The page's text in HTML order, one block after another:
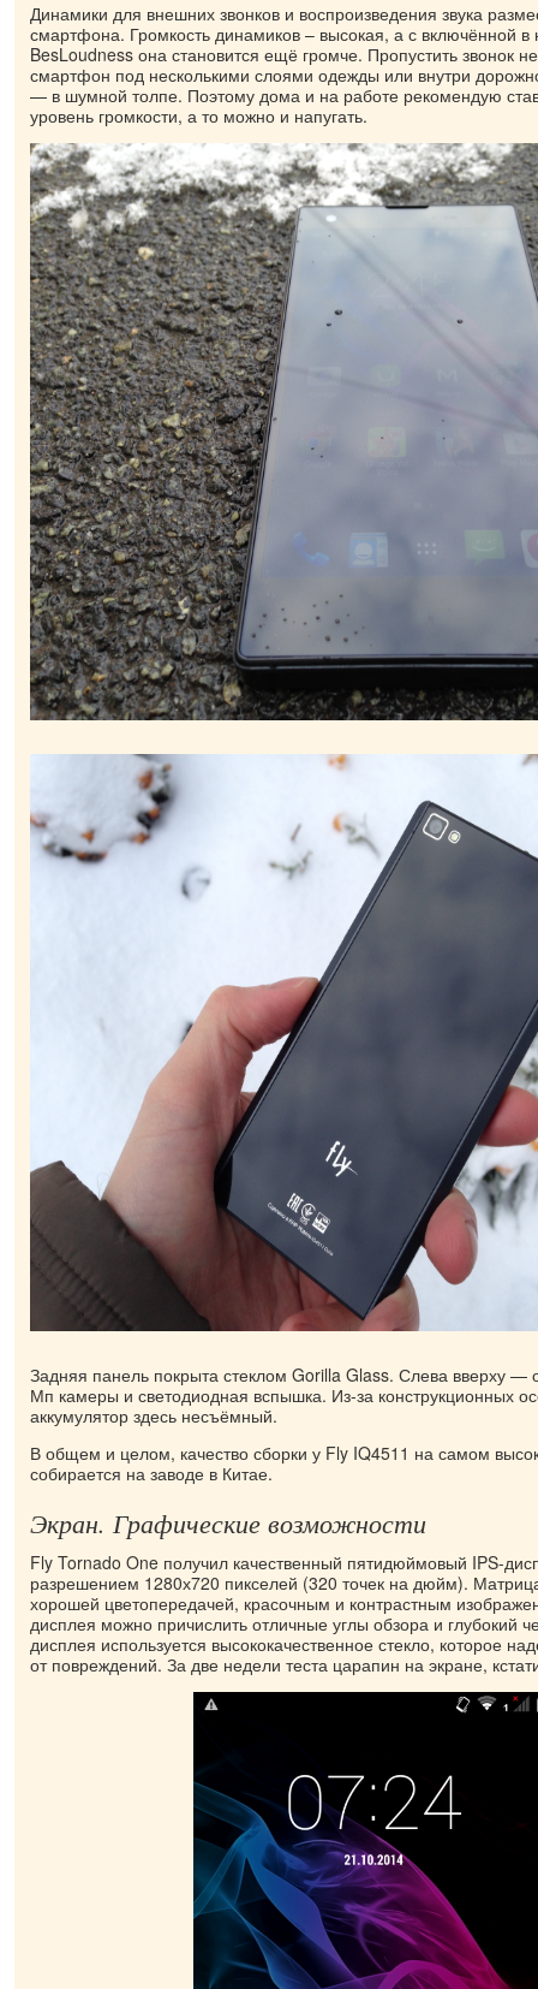
Динамики для внешних звонков и воспроизведения звука
смартфона. Громкость динамиков – высокая, а с включённой в
BesLoudness она становится ещё громче. Пропустить звонок
смартфон под несколькими слоями одежды или внутри
— в шумной толпе. Поэтому дома и на работе рекомендую
уровень громкости, а то можно и напугать.
Задняя панель покрыта стеклом Gorilla Glass. Слева вверху —
Мп камеры и светодиодная вспышка. Из-за конструкционных
аккумулятор здесь несъёмный.
В общем и целом, качество сборки у Fly IQ4511 на самом
собирается на заводе в Китае.
Экран. Графические возможности
Fly Tornado One получил качественный пятидюймовый IPS-
разрешением 1280х720 пикселей (320 точек на дюйм).
хорошей цветопередачей, красочным и контрастным
дисплея можно причислить отличные углы обзора и глубокий
дисплея используется высококачественное стекло, которое
от повреждений. За две недели теста царапин на экране,